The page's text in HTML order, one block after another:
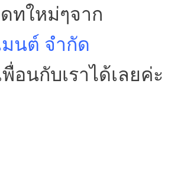
ทใหม่ๆจาก
นต์ จำกัด
อนกับเราได้เลยค่ะ